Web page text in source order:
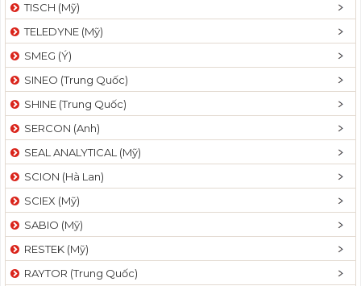
n
TISCH (Mỹ)
TELEDYNE (Mỹ)
SMEG (Ý)
SINEO (Trung Quốc)
SHINE (Trung Quốc)
SERCON (Anh)
SEAL ANALYTICAL (Mỹ)
SCION (Hà Lan)
SCIEX (Mỹ)
SABIO (Mỹ)
RESTEK (Mỹ)
RAYTOR (Trung Quốc)